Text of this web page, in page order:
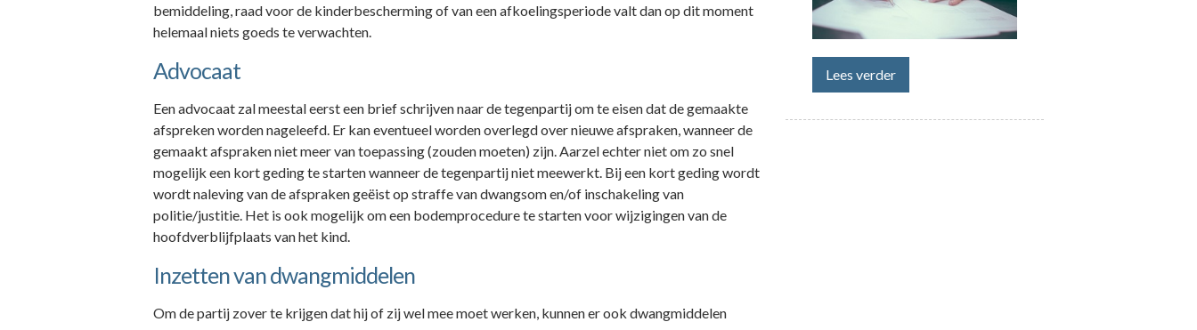
bemiddeling, raad voor de kinderbescherming of van een afkoelingsperiode valt dan op dit moment
helemaal niets goeds te verwachten.
Advocaat
Een advocaat zal meestal eerst een brief schrijven naar de tegenpartij om te eisen dat de gemaakte
afspreken worden nageleefd. Er kan eventueel worden overlegd over nieuwe afspraken, wanneer de
gemaakt afspraken niet meer van toepassing (zouden moeten) zijn. Aarzel echter niet om zo snel
mogelijk een kort geding te starten wanneer de tegenpartij niet meewerkt. Bij een kort geding wordt
wordt naleving van de afspraken geëist op straffe van dwangsom en/of inschakeling van
politie/justitie. Het is ook mogelijk om een bodemprocedure te starten voor wijzigingen van de
hoofdverblijfplaats van het kind.
Inzetten van dwangmiddelen
Om de partij zover te krijgen dat hij of zij wel mee moet werken, kunnen er ook dwangmiddelen
Lees verder